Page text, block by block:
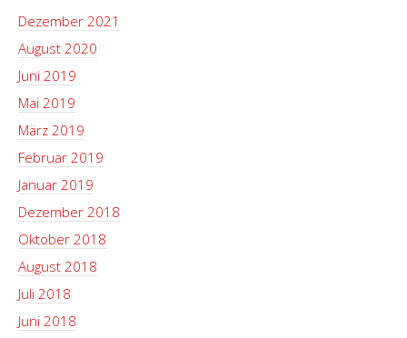
Dezember 2021
August 2020
Juni 2019
Mai 2019
März 2019
Februar 2019
Januar 2019
Dezember 2018
Oktober 2018
August 2018
Juli 2018
Juni 2018